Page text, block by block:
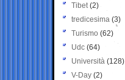
Tibet(2)
tredicesima (3)
Turismo (62)
Udc (64)
Università (128)
V-Day (2)